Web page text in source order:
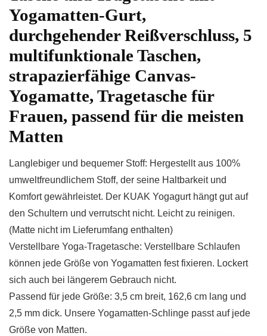
Yogamatten-Gurt,
durchgehender Reißverschluss, 5
multifunktionale Taschen,
strapazierfähige Canvas-
Yogamatte, Tragetasche für
Frauen, passend für die meisten
Matten
Langlebiger und bequemer Stoff: Hergestellt aus 100%
umweltfreundlichem Stoff, der seine Haltbarkeit und
Komfort gewährleistet. Der KUAK Yogagurt hängt gut auf
den Schultern und verrutscht nicht. Leicht zu reinigen.
(Matte nicht im Lieferumfang enthalten)
Verstellbare Yoga-Tragetasche: Verstellbare Schlaufen
können jede Größe von Yogamatten fest fixieren. Lockert
sich auch bei längerem Gebrauch nicht.
Passend für jede Größe: 3,5 cm breit, 162,6 cm lang und
2,5 mm dick. Unsere Yogamatten-Schlinge passt auf jede
Größe von Matten.